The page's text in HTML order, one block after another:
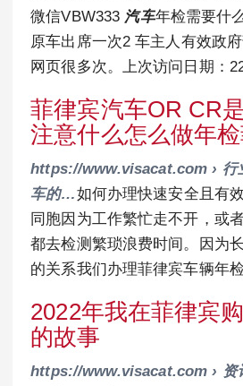
微信VBW333 汽车年检需要什
原车出席一次2 车主人有效政
网页很多次。上次访问日期：
菲律宾汽车OR CR
注意什么怎么做年
https://www.visacat.com › 行
车的…如何办理快速安全且有
同胞因为工作繁忙走不开，或
都去检测繁琐浪费时间。因为
的关系我们办理菲律宾车辆年
2022年我在菲律宾
的故事
https://www.visacat.com › 资